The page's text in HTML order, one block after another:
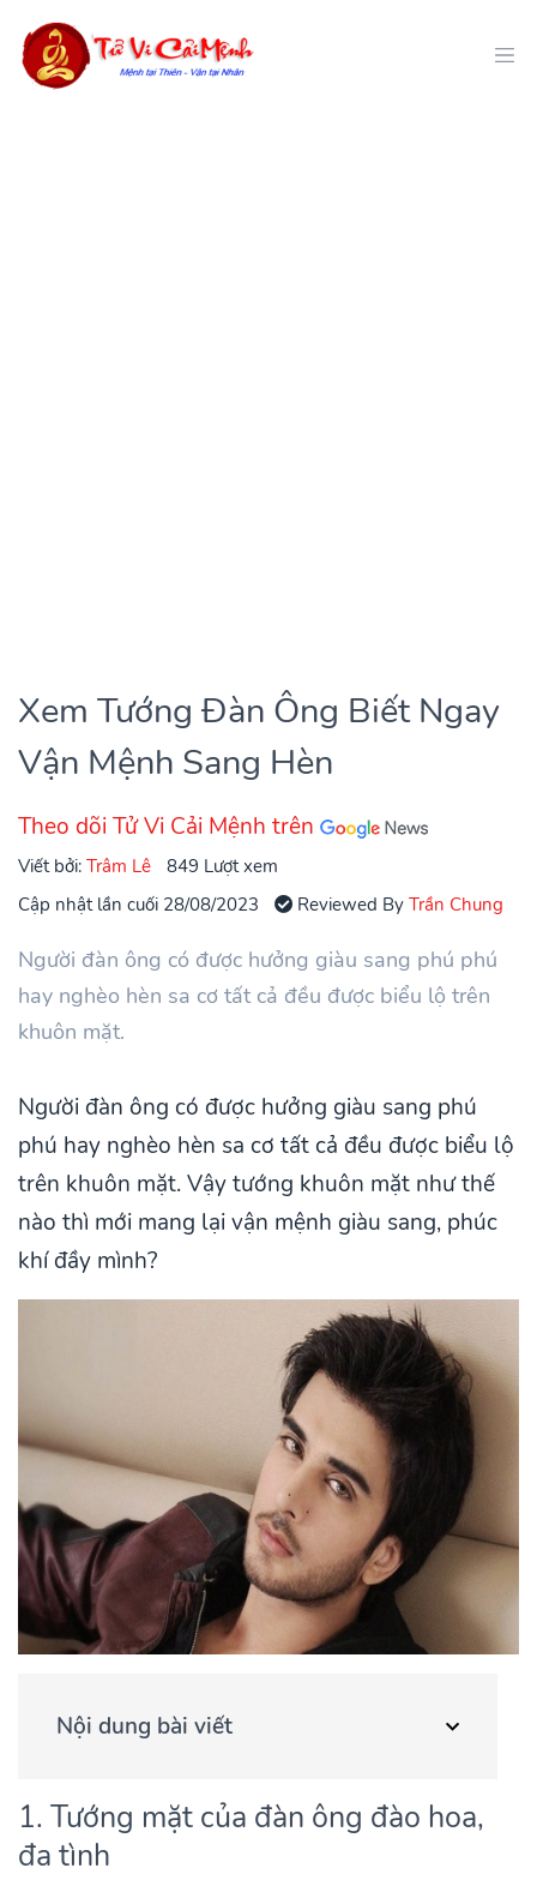
Xem Tướng Đàn Ông Biết Ngay
Vận Mệnh Sang Hèn
Theo dõi Tử Vi Cải Mệnh trên
Viết bởi:Trâm Lê
849 Lượt xem
Cập nhật lần cuối 28/08/2023
Reviewed ByTrần Chung
Người đàn ông có được hưởng giàu sang phú phú
hay nghèo hèn sa cơ tất cả đều được biểu lộ trên
khuôn mặt.
Người đàn ông có được hưởng giàu sang phú
phú hay nghèo hèn sa cơ tất cả đều được biểu lộ
trên khuôn mặt. Vậy tướng khuôn mặt như thế
nào thì mới mang lại vận mệnh giàu sang, phúc
khí đầy mình?
Nội dung bài viết
1. Tướng mặt của đàn ông đào hoa,
đa tình